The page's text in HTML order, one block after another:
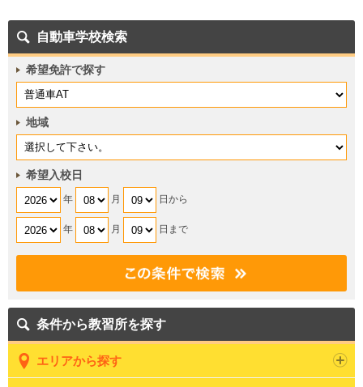
自動車学校検索
希望免許で探す
地域
希望入校日
年 月 日から
年 月 日まで
条件から教習所を探す
エリアから探す